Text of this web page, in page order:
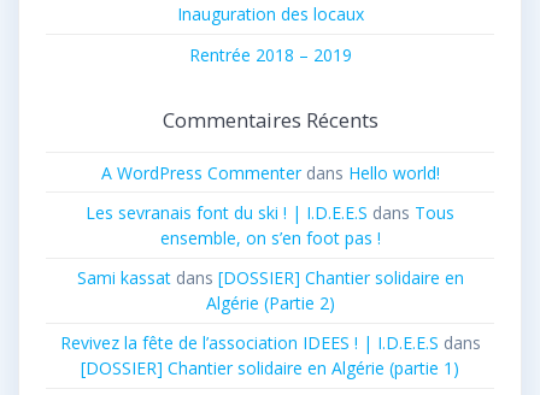
Inauguration des locaux
Rentrée 2018 – 2019
Commentaires Récents
A WordPress Commenterdans Hello world!
Les sevranais font du ski ! | I.D.E.E.S dans Tous
ensemble, on s’en foot pas !
Sami kassatdans [DOSSIER] Chantier solidaire en
Algérie (Partie 2)
Revivez la fête de l’association IDEES ! | I.D.E.E.S dans
[DOSSIER] Chantier solidaire en Algérie (partie 1)